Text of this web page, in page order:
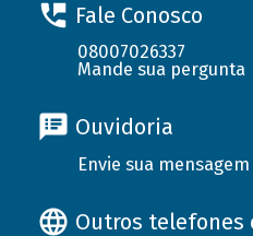
Fale Conosco
08007026337
Mande sua pergunta
Ouvidoria
Envie sua mensagem
Outros telefones